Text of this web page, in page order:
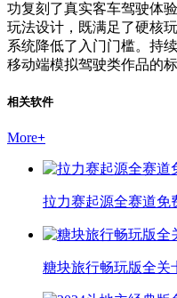
功复刻了真实客车驾驶体
玩法设计，既满足了硬核
系统降低了入门门槛。持
移动端模拟驾驶类作品的标
相关软件
More+
拉力赛起源全赛道免
糖块旅行畅玩版全关